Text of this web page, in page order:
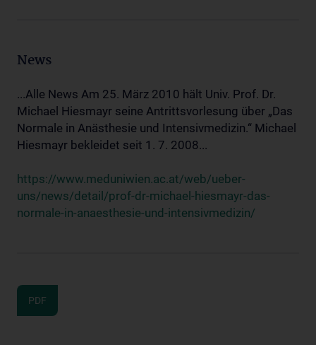
News
...Alle News Am 25. März 2010 hält Univ. Prof. Dr.
Michael Hiesmayr seine Antrittsvorlesung über „Das
Normale in Anästhesie und Intensivmedizin.“ Michael
Hiesmayr bekleidet seit 1. 7. 2008...
https://www.meduniwien.ac.at/web/ueber-
uns/news/detail/prof-dr-michael-hiesmayr-das-
normale-in-anaesthesie-und-intensivmedizin/
PDF